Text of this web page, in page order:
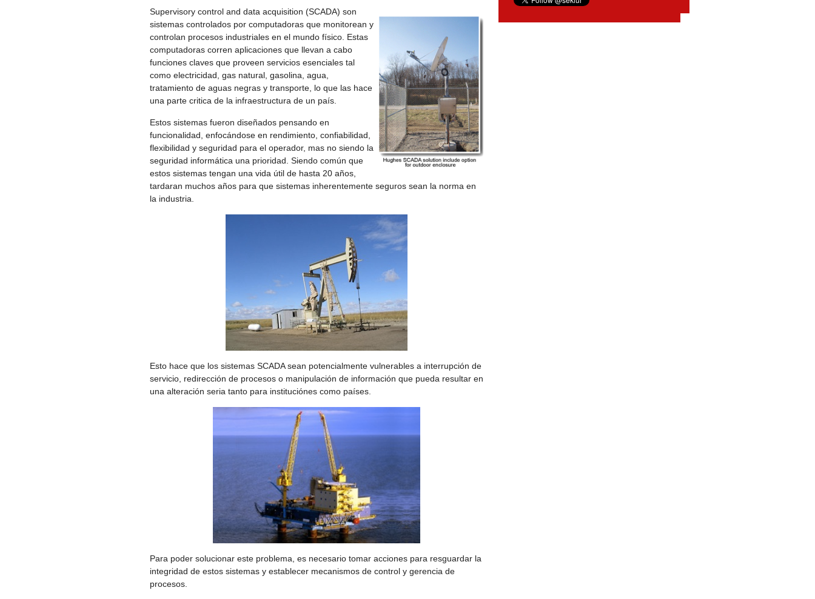
Supervisory control and data acquisition (SCADA) son
sistemas controlados por computadoras que monitorean y
controlan procesos industriales en el mundo físico. Estas
computadoras corren aplicaciones que llevan a cabo
funciones claves que proveen servicios esenciales tal
como electricidad, gas natural, gasolina, agua,
tratamiento de aguas negras y transporte, lo que las hace
una parte critica de la infraestructura de un país.
Estos sistemas fueron diseñados pensando en
funcionalidad, enfocándose en rendimiento, confiabilidad,
flexibilidad y seguridad para el operador, mas no siendo la
seguridad informática una prioridad. Siendo común que
estos sistemas tengan una vida útil de hasta 20 años,
tardaran muchos años para que sistemas inherentemente seguros sean la norma en
la industria.
Esto hace que los sistemas SCADA sean potencialmente vulnerables a interrupción de
servicio, redirección de procesos o manipulación de información que pueda resultar en
una alteración seria tanto para instituciónes como países.
Para poder solucionar este problema, es necesario tomar acciones para resguardar la
integridad de estos sistemas y establecer mecanismos de control y gerencia de
procesos.